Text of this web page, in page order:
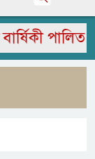
পালিত